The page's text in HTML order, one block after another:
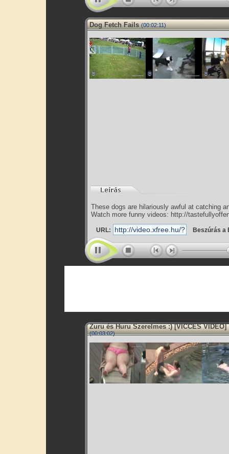
Dog Fetch Fails (00:02:11)
These dogs are hilariously awful at catching
Watch more funny videos: http://
URL: Beszúrás a
Zuru és Huru Szerelmes :) [VICCES VIDEO]
(00:03:02)